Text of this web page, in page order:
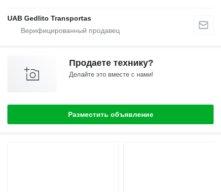
UAB Gedlito Transportas
Продаете технику?
Делайте это вместе с нами!
Разместить объявление